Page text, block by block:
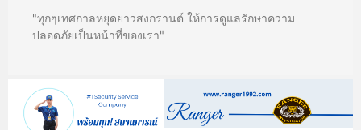
"ทุกๆเทศกาลหยุดยาวสงกรานต์ ให้การดูแลรักษาความ
ปลอดภัยเป็นหน้าที่ของเรา"